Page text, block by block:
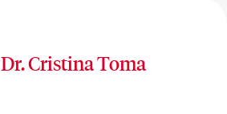
Dr. Cristina Toma